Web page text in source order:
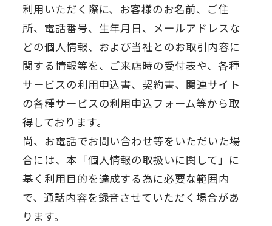
利用いただく際に、お客様のお名前、ご住
所、電話番号、生年月日、メールアドレスな
どの個人情報、および当社とのお取引内容に
関する情報等を、ご来店時の受付表や、各種
サービスの利用申込書、契約書、関連サイト
の各種サービスの利用申込フォーム等から取
得しております。
尚、お電話でお問い合わせ等をいただいた場
合には、本「個人情報の取扱いに関して」に
基く利用目的を達成する為に必要な範囲内
で、通話内容を録音させていただく場合があ
ります。